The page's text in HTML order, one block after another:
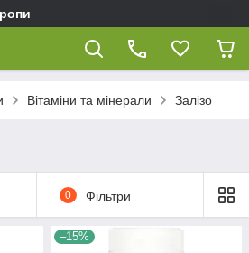
Вітаміни та мінерали Залізо
0 Фільтри
–15%